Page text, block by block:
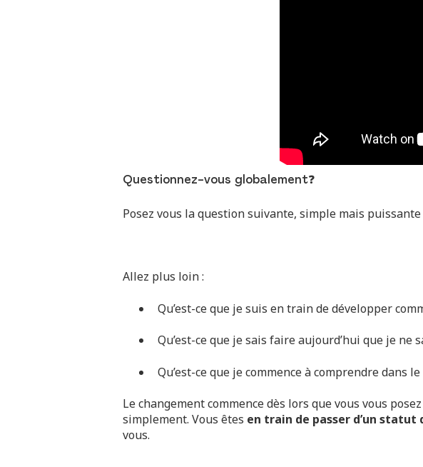
Questionnez-vous globalement❓
Posez vous la question suivante, simple mais puissante
Allez plus loin :
Qu’est-ce que je suis en train de développer
Qu’est-ce que je sais faire aujourd’hui que je ne
Qu’est-ce que je commence à comprendre dans
Le changement commence dès lors que vous vous
simplement. Vous êtes en train de passer d’un statut
vous.